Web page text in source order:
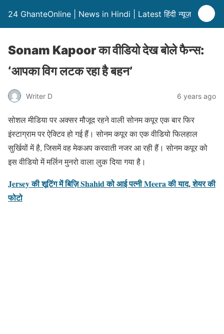
24 GhanteOnline | News in Hindi | Latest हिंदी न्यूज़
Sonam Kapoor का वीडियो देख बोले फैन्स:
‘आपका विग लटक रहा है बहन’
Writer D 6 years ago
सोशल मीडिया पर अक्सर मौजूद रहने वाली सोनम कपूर एक बार फिर
इंस्टाग्राम पर ऐक्टिव हो गई हैं। सोनम कपूर का एक वीडियो फिलहाल
सुर्खियों में है, जिसमें वह मेकअप करवाती नजर आ रही हैं। सोनम कपूर को
इस वीडियो में मर्लिन मुनरो वाला लुक दिया गया है।
Jersey की शूटिंग में बिज़ि Shahid को आई पत्नी Meera की याद, शेयर की
फोटो